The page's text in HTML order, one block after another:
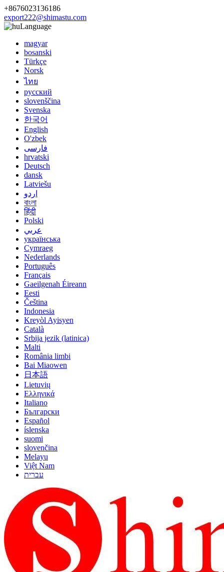
+8676023136186
export222@shimastu.com
Language
magyar
bosanski
Türkçe
Norsk
ไทย
русский
slovenščina
Svenska
한국어
English
O'zbek
فارسی
hrvatski
Deutsch
dansk
Latviešu
اردو
বাংলা
हिंदी
Polski
عربي
українська
Cymraeg
Nederlands
Português
Français
Gaeilgenah Éireann
Eesti
Čeština
Indonesia
Kreyòl Ayisyen
Català
Srbija jezik (latinica)
Malti
România limbi
Bai Miaowen
日本語
Lietuvių
Ελληνικά
Italiano
Български
Español
íslenska
suomi
slovenčina
Melayu
Việt Nam
עברית